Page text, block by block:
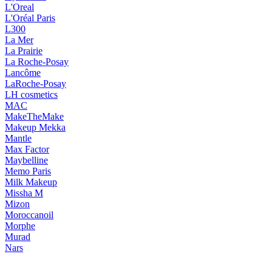
L'Oreal
L'Oréal Paris
L300
La Mer
La Prairie
La Roche-Posay
Lancôme
LaRoche-Posay
LH cosmetics
MAC
MakeTheMake
Makeup Mekka
Mantle
Max Factor
Maybelline
Memo Paris
Milk Makeup
Missha M
Mizon
Moroccanoil
Morphe
Murad
Nars